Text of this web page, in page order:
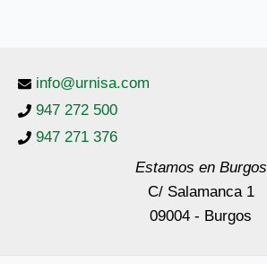
info@urnisa.com
947 272 500
947 271 376
Estamos en Burgos
C/ Salamanca 1
09004 - Burgos